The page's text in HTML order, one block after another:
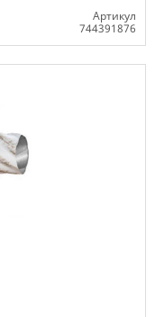
Артикул
744391876